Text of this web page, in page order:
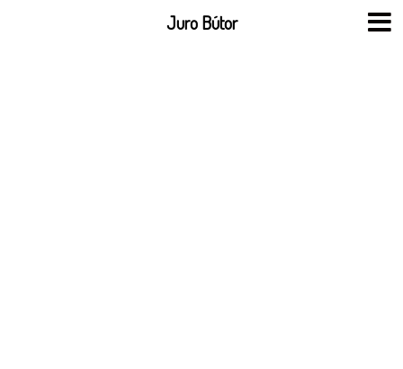
Juro Bútor